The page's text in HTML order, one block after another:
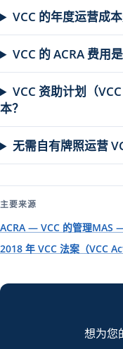
VCC 的年度运营成本
VCC 的 ACRA 费用
VCC 资助计划（
本？
无需自有牌照运营
主要来源
ACRA — VCC 的管理MAS
2018 年 VCC 法案（VCC
想为您